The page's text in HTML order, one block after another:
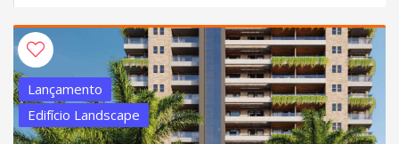
Lançamento
Edifício Landscape